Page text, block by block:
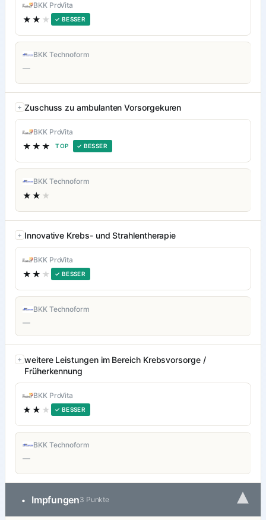
BKK ProVita
★★ ★ ✓ BESSER
BKK Technoform
—
Zuschuss zu ambulanten Vorsorgekuren
BKK ProVita
★★★ TOP ✓ BESSER
BKK Technoform
★★ ★
Innovative Krebs- und Strahlentherapie
BKK ProVita
★★ ★ ✓ BESSER
BKK Technoform
—
weitere Leistungen im Bereich Krebsvorsorge /
Früherkennung
BKK ProVita
★★ ★ ✓ BESSER
BKK Technoform
—
• Impfungen3 Punkte ▾